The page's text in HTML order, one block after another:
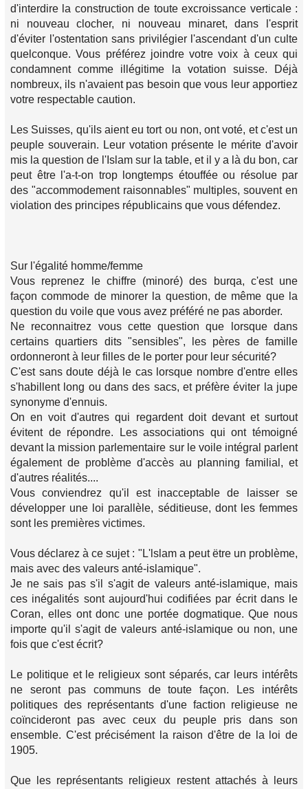
d'interdire la construction de toute excroissance verticale :
ni nouveau clocher, ni nouveau minaret, dans l'esprit
d'éviter l'ostentation sans privilégier l'ascendant d'un culte
quelconque. Vous préférez joindre votre voix à ceux qui
condamnent comme illégitime la votation suisse. Déjà
nombreux, ils n'avaient pas besoin que vous leur apportiez
votre respectable caution.
Les Suisses, qu'ils aient eu tort ou non, ont voté, et c'est un
peuple souverain. Leur votation présente le mérite d'avoir
mis la question de l'Islam sur la table, et il y a là du bon, car
peut être l'a-t-on trop longtemps étouffée ou résolue par
des "accommodement raisonnables" multiples, souvent en
violation des principes républicains que vous défendez.
Sur l'égalité homme/femme
Vous reprenez le chiffre (minoré) des burqa, c'est une
façon commode de minorer la question, de même que la
question du voile que vous avez préféré ne pas aborder.
Ne reconnaitrez vous cette question que lorsque dans
certains quartiers dits "sensibles", les pères de famille
ordonneront à leur filles de le porter pour leur sécurité?
C'est sans doute déjà le cas lorsque nombre d'entre elles
s'habillent long ou dans des sacs, et préfère éviter la jupe
synonyme d'ennuis.
On en voit d'autres qui regardent doit devant et surtout
évitent de répondre. Les associations qui ont témoigné
devant la mission parlementaire sur le voile intégral parlent
également de problème d'accès au planning familial, et
d'autres réalités....
Vous conviendrez qu'il est inacceptable de laisser se
développer une loi parallèle, séditieuse, dont les femmes
sont les premières victimes.
Vous déclarez à ce sujet : "L'lslam a peut ëtre un problème,
mais avec des valeurs anté-islamique".
Je ne sais pas s'il s'agit de valeurs anté-islamique, mais
ces inégalités sont aujourd'hui codifiées par écrit dans le
Coran, elles ont donc une portée dogmatique. Que nous
importe qu'il s'agit de valeurs anté-islamique ou non, une
fois que c'est écrit?
Le politique et le religieux sont séparés, car leurs intérêts
ne seront pas communs de toute façon. Les intérêts
politiques des représentants d'une faction religieuse ne
coïncideront pas avec ceux du peuple pris dans son
ensemble. C'est précisément la raison d'être de la loi de
1905.
Que les représentants religieux restent attachés à leurs